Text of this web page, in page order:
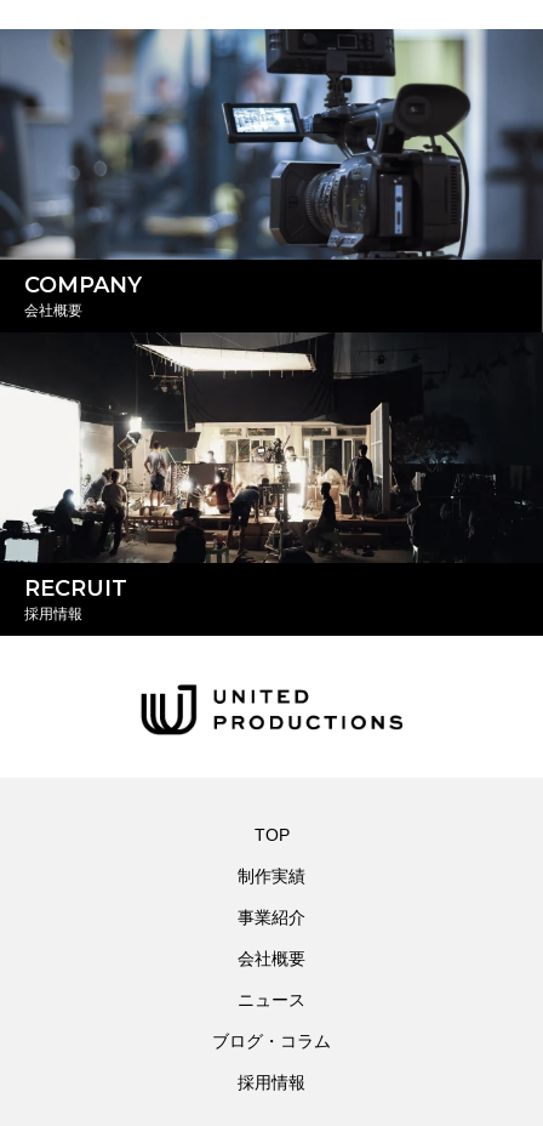
COMPANY
会社概要
RECRUIT
採用情報
TOP
制作実績
事業紹介
会社概要
ニュース
ブログ・コラム
採用情報